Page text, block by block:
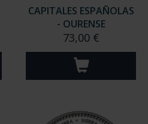
CAPITALES ESPAÑOLAS
- OURENSE
73,00 €